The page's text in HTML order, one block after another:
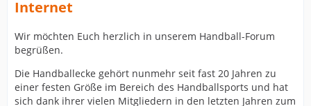
Internet
Wir möchten Euch herzlich in unserem Handball-Forum
begrüßen.
Die Handballecke gehört nunmehr seit fast 20 Jahren zu
einer festen Größe im Bereich des Handballsports und hat
sich dank ihrer vielen Mitgliedern in den letzten Jahren zum